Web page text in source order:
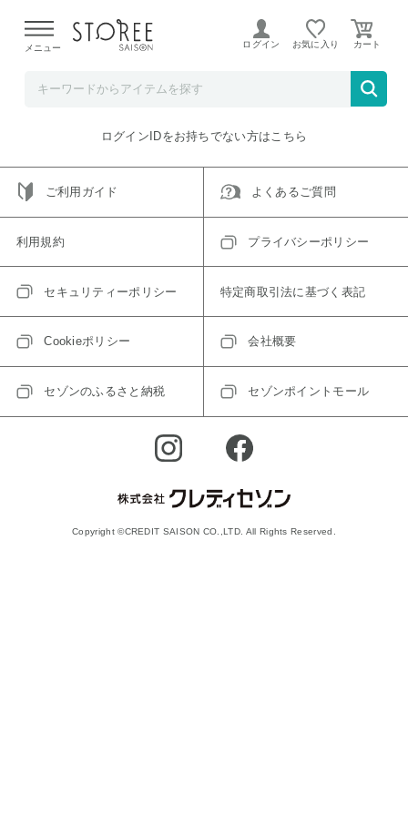
よる配送遅延が発生しております。
メニュー ログイン お気に入り
ご指定のアイテムは取り扱い終了、またはただいま取り扱い
トップへ戻る
ログインIDをお持ちでない方はこちら
ご利用ガイド よくあるご質問
利用規約 プライバシーポリシー
セキュリティーポリシー 特定商取引法に基づく表記
Cookieポリシー 会社概要
セゾンのふるさと納税 セゾンポイントモール
Copyright ©CREDIT SAISON CO.,LTD. All Rights Reserved.